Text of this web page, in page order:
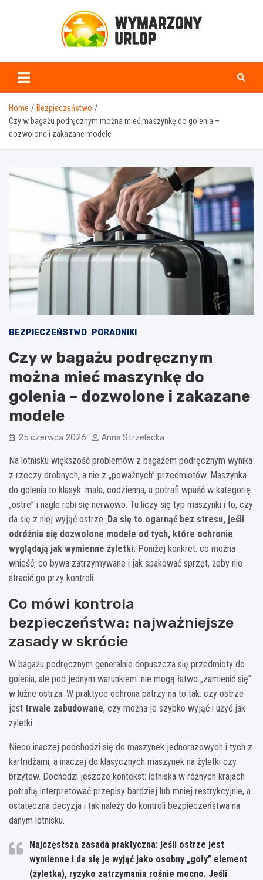
Home
Bezpieczeństwo
Czy w bagażu podręcznym można mieć maszynkę do golenia –
dozwolone i zakazane modele
BEZPIECZEŃSTWO PORADNIKI
Czy w bagażu podręcznym
można mieć maszynkę do
golenia – dozwolone i zakazane
modele
25 czerwca 2026 Anna Strzelecka
Na lotnisku większość problemów z bagażem podręcznym wynika
z rzeczy drobnych, a nie z „poważnych” przedmiotów. Maszynka
do golenia to klasyk: mała, codzienna, a potrafi wpaść w kategorię
„ostre” i nagle robi się nerwowo. Tu liczy się typ maszynki i to, czy
da się z niej wyjąć ostrze. Da się to ogarnąć bez stresu, jeśli
odróżnia się dozwolone modele od tych, które ochronie
wyglądają jak wymienne żyletki. Poniżej konkret: co można
wnieść, co bywa zatrzymywane i jak spakować sprzęt, żeby nie
stracić go przy kontroli.
Co mówi kontrola
bezpieczeństwa: najważniejsze
zasady w skrócie
W bagażu podręcznym generalnie dopuszcza się przedmioty do
golenia, ale pod jednym warunkiem: nie mogą łatwo „zamienić się”
w luźne ostrza. W praktyce ochrona patrzy na to tak: czy ostrze
jest trwale zabudowane, czy można je szybko wyjąć i użyć jak
żyletki.
Nieco inaczej podchodzi się do maszynek jednorazowych i tych z
kartridżami, a inaczej do klasycznych maszynek na żyletki czy
brzytew. Dochodzi jeszcze kontekst: lotniska w różnych krajach
potrafią interpretować przepisy bardziej lub mniej restrykcyjnie, a
ostateczna decyzja i tak należy do kontroli bezpieczeństwa na
danym lotnisku.
Najczęstsza zasada praktyczna: jeśli ostrze jest
wymienne i da się je wyjąć jako osobny „goły” element
(żyletka), ryzyko zatrzymania rośnie mocno. Jeśli